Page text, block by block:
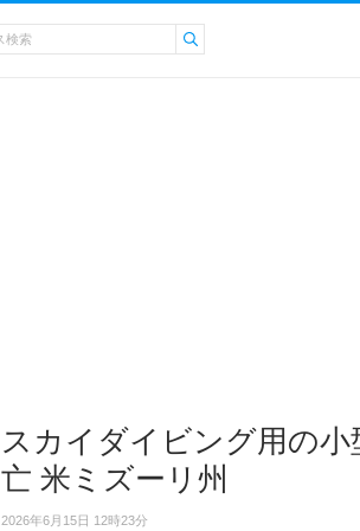
スカイダイビング用の
亡 米ミズーリ州
2026年6月15日 12時23分